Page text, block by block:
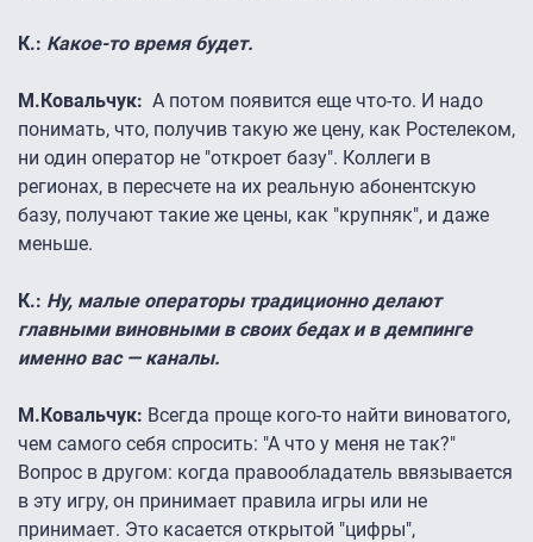
К.: Какое-то время будет.
М.Ковальчук: А потом появится еще что-то. И надо
понимать, что, получив такую же цену, как Ростелеком,
ни один оператор не "откроет базу". Коллеги в
регионах, в пересчете на их реальную абонентскую
базу, получают такие же цены, как "крупняк", и даже
меньше.
К.: Ну, малые операторы традиционно делают
главными виновными в своих бедах и в демпинге
именно вас — каналы.
М.Ковальчук: Всегда проще кого-то найти виноватого,
чем самого себя спросить: "А что у меня не так?"
Вопрос в другом: когда правообладатель ввязывается
в эту игру, он принимает правила игры или не
принимает. Это касается открытой "цифры",